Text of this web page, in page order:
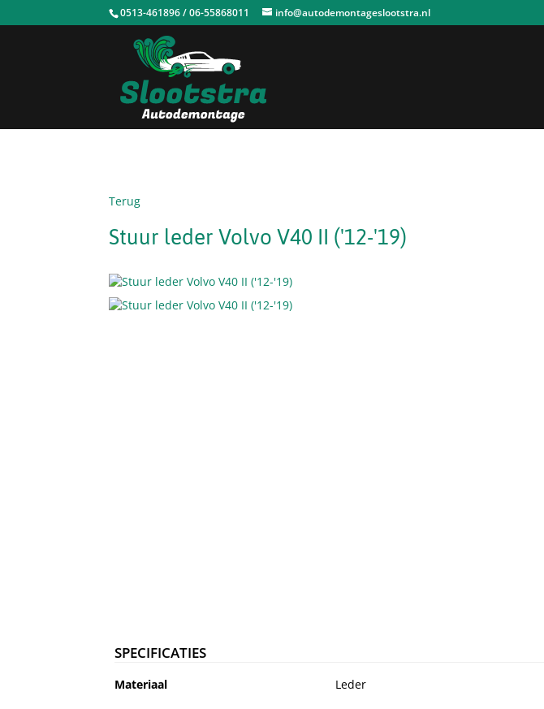
0513-461896 / 06-55868011 info@autodemontageslootstra.nl
Terug
Stuur leder Volvo V40 II ('12-'19)
SPECIFICATIES
Materiaal Leder